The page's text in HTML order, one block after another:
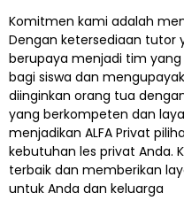
Komitmen kami adalah
Dengan ketersediaan tutor
berupaya menjadi tim
bagi siswa dan
diinginkan orang tua
yang berkompeten dan
menjadikan ALFA Privat
kebutuhan les privat Anda.
terbaik dan memberikan
untuk Anda dan keluarga